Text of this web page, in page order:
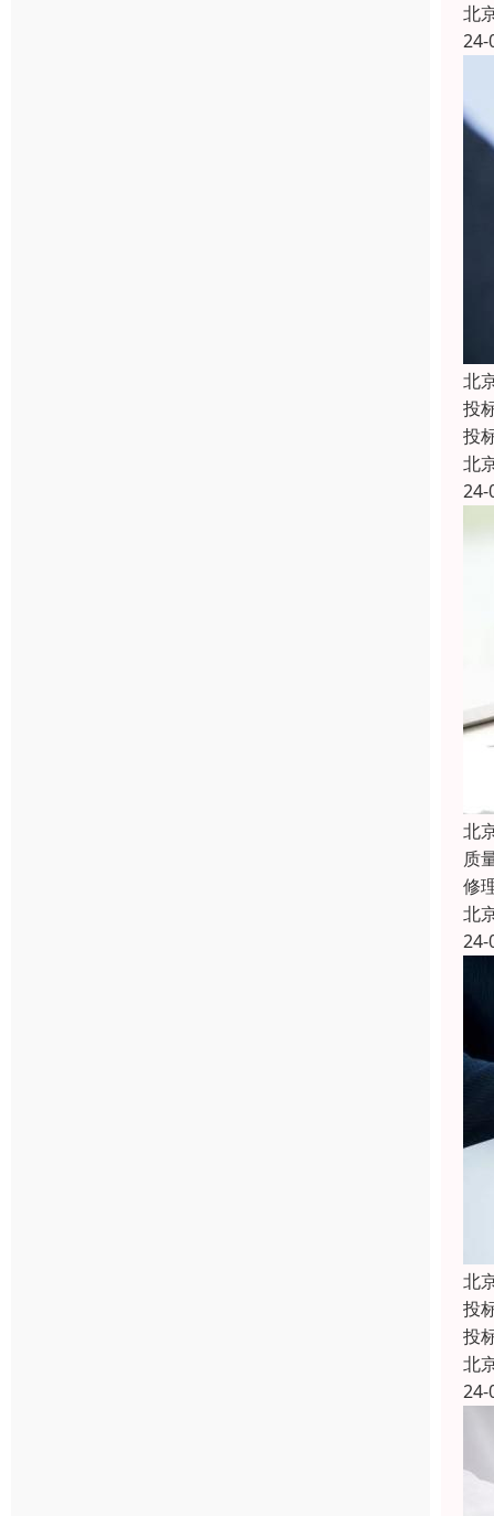
北
24-
北
投
投
北
24-
北
质
修
北
24-
北
投
投
北
24-